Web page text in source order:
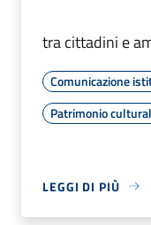
tra cittadini e
Comunicazione
Patrimonio
LEGGI DI PIÙ